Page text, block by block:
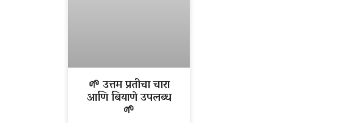
🌱 उत्तम प्रतीचा चारा
आणि बियाणे उपलब्ध
🌱